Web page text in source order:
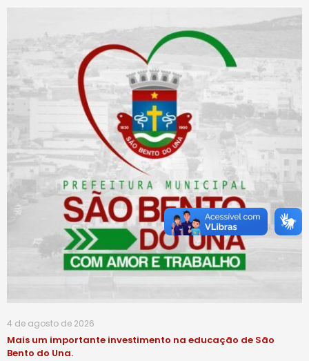
4 de agosto de 2026
Mais um importante investimento na educação de São
Bento do Una.